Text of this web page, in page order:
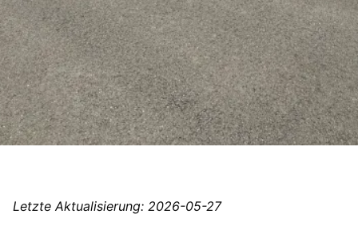
Letzte Aktualisierung: 2026-05-27